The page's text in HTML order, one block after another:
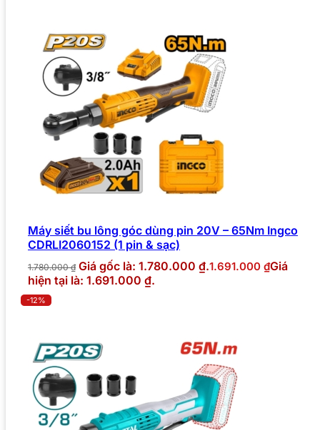
Máy siết bu lông góc dùng pin 20V – 65Nm Ingco
CDRLI2060152 (1 pin & sạc)
1.780.000₫ Giá gốc là: 1.780.000 ₫.1.691.000 ₫Giá
hiện tại là: 1.691.000 ₫.
-12%